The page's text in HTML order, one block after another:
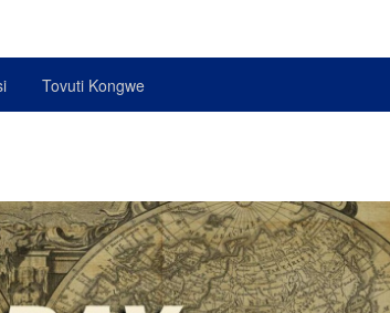
Tovuti Kongwe